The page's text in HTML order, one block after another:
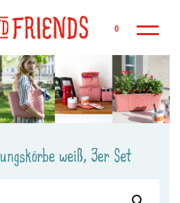
0
weiß, 3er Set